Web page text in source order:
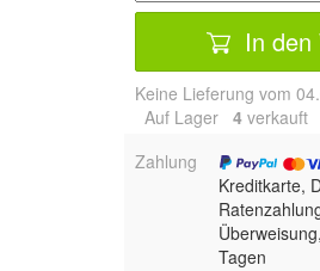
In
Keine Lieferung vom
Auf Lager 4 verkauft
Zahlung
Kreditkarte,
Tagen